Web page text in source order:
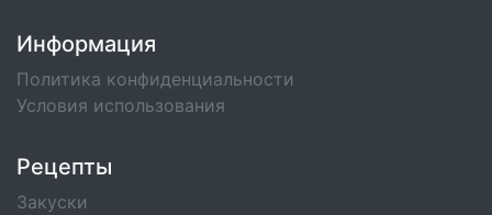
Информация
Политика конфиденциальности
Условия использования
Рецепты
Закуски